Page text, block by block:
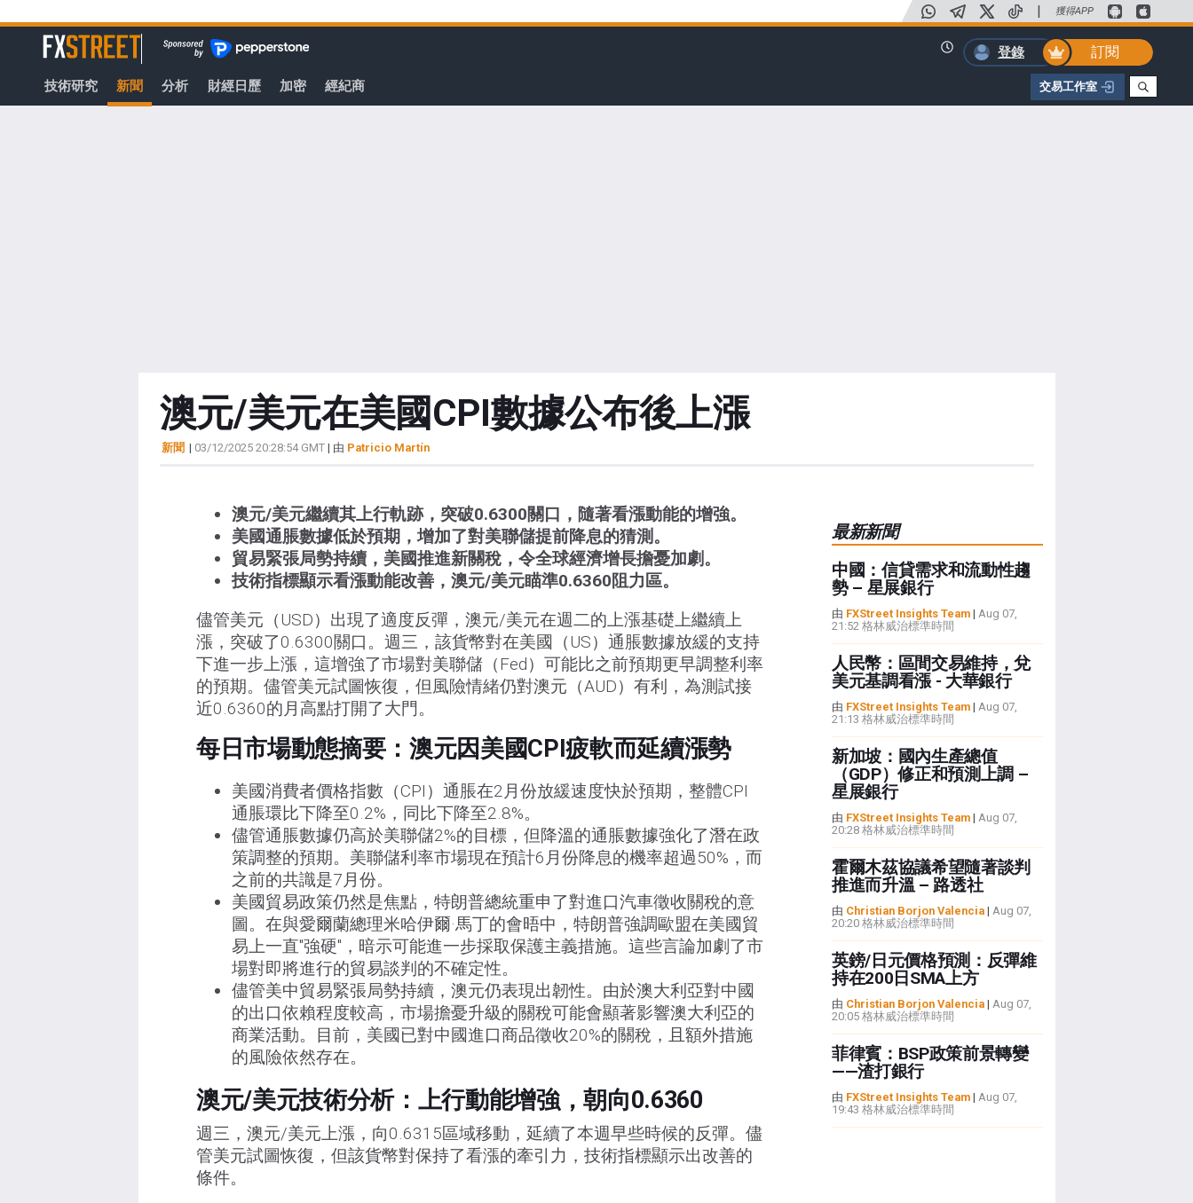
至
容
| 獲得APP
FXStreet
登錄
訂閱
技術研究 新聞 分析 財經日歷 加密 經紀商 交易工作室
澳元/美元在美國CPI數據公布後上漲
新聞 | 03/12/2025 20:28:54 GMT| 由 Patricio Martín
澳元/美元繼續其上行軌跡，突破0.6300關口，隨著看漲動能的增強。
美國通脹數據低於預期，增加了對美聯儲提前降息的猜測。
貿易緊張局勢持續，美國推進新關稅，令全球經濟增長擔憂加劇。
技術指標顯示看漲動能改善，澳元/美元瞄準0.6360阻力區。
儘管美元（USD）出現了適度反彈，澳元/美元在週二的上漲基礎上繼續上
漲，突破了0.6300關口。週三，該貨幣對在美國（US）通脹數據放緩的支持
下進一步上漲，這增強了市場對美聯儲（Fed）可能比之前預期更早調整利率
的預期。儘管美元試圖恢復，但風險情緒仍對澳元（AUD）有利，為測試接
近0.6360的月高點打開了大門。
每日市場動態摘要：澳元因美國CPI疲軟而延續漲勢
美國消費者價格指數（CPI）通脹在2月份放緩速度快於預期，整體CPI
通脹環比下降至0.2%，同比下降至2.8%。
儘管通脹數據仍高於美聯儲2%的目標，但降溫的通脹數據強化了潛在政
策調整的預期。美聯儲利率市場現在預計6月份降息的機率超過50%，而
之前的共識是7月份。
美國貿易政策仍然是焦點，特朗普總統重申了對進口汽車徵收關稅的意
圖。在與愛爾蘭總理米哈伊爾·馬丁的會晤中，特朗普強調歐盟在美國貿
易上一直"強硬"，暗示可能進一步採取保護主義措施。這些言論加劇了市
場對即將進行的貿易談判的不確定性。
儘管美中貿易緊張局勢持續，澳元仍表現出韌性。由於澳大利亞對中國
的出口依賴程度較高，市場擔憂升級的關稅可能會顯著影響澳大利亞的
商業活動。目前，美國已對中國進口商品徵收20%的關稅，且額外措施
的風險依然存在。
澳元/美元技術分析：上行動能增強，朝向0.6360
週三，澳元/美元上漲，向0.6315區域移動，延續了本週早些時候的反彈。儘
管美元試圖恢復，但該貨幣對保持了看漲的牽引力，技術指標顯示出改善的
條件。
最新新聞
中國：信貸需求和流動性趨
勢 – 星展銀行
由 FXStreet Insights Team| Aug 07,
21:52 格林威治標準時間
人民幣：區間交易維持，兌
美元基調看漲 - 大華銀行
由 FXStreet Insights Team| Aug 07,
21:13 格林威治標準時間
新加坡：國內生產總值
（GDP）修正和預測上調 –
星展銀行
由 FXStreet Insights Team| Aug 07,
20:28 格林威治標準時間
霍爾木茲協議希望隨著談判
推進而升溫 – 路透社
由 Christian Borjon Valencia| Aug 07,
20:20 格林威治標準時間
英鎊/日元價格預測：反彈維
持在200日SMA上方
由 Christian Borjon Valencia| Aug 07,
20:05 格林威治標準時間
菲律賓：BSP政策前景轉變
——渣打銀行
由 FXStreet Insights Team| Aug 07,
19:43 格林威治標準時間